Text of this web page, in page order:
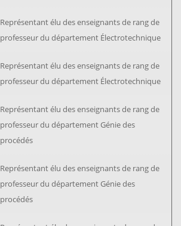
Représentant élu des enseignants de rang de
professeur du département Électrotechnique
Représentant élu des enseignants de rang de
professeur du département Électrotechnique
Représentant élu des enseignants de rang de
professeur du département Génie des
procédés
Représentant élu des enseignants de rang de
professeur du département Génie des
procédés